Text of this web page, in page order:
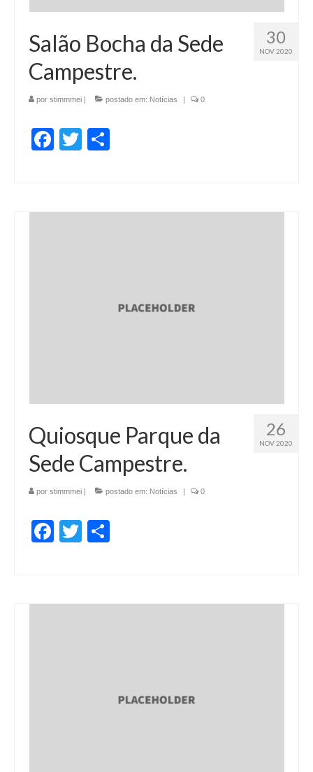
30
NOV 2020
Salão Bocha da Sede
Campestre.
por stimmmei postado em: Notícias 0
Facebook
Twitter
26
NOV 2020
Quiosque Parque da
Sede Campestre.
por stimmmei | postado em: Notícias | 0
Facebook
Twitter